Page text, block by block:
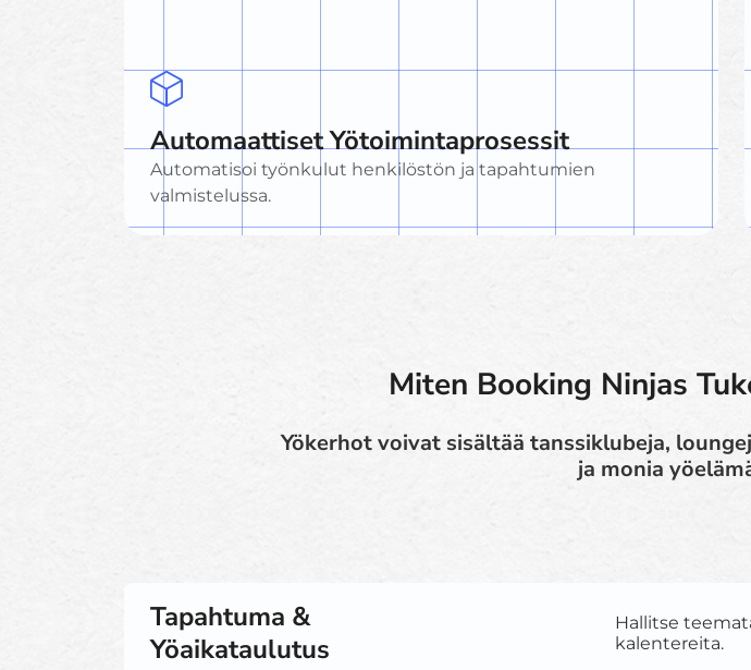
Automaattiset Yötoimintaprosessit
Automatisoi työnkulut henkilöstön ja tapahtumien
valmistelussa.
Miten Booking Ninjas
Yökerhot voivat sisältää tanssiklubeja,
ja monia
Tapahtuma &
Yöaikataulutus
Hallitse
kalentereita.